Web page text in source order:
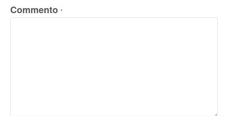
Commento *